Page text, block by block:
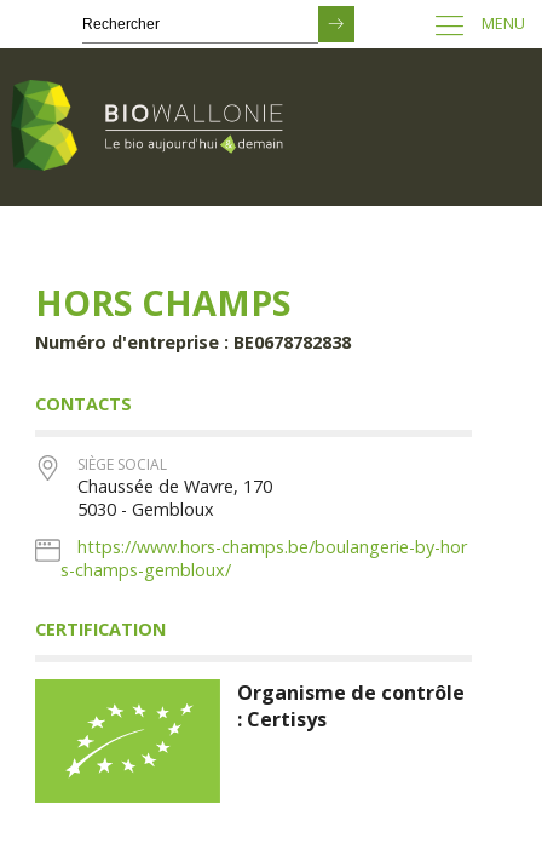
principal
MENU
HORS CHAMPS
Numéro d'entreprise : BE0678782838
CONTACTS
SIÈGE SOCIAL
Chaussée de Wavre, 170
5030 - Gembloux
https://www.hors-champs.be/boulangerie-by-hor
s-champs-gembloux/
CERTIFICATION
Organisme de contrôle
: Certisys